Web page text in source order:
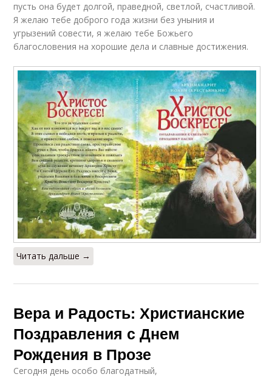
пусть она будет долгой, праведной, светлой, счастливой.
Я желаю тебе доброго года жизни без уныния и
угрызений совести, я желаю тебе Божьего
благословения на хорошие дела и славные достижения.
Читать дальше →
Вера и Радость: Христианские
Поздравления с Днем
Рождения в Прозе
Сегодня день особо благодатный,